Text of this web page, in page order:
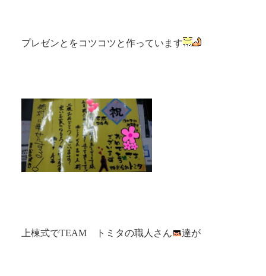
プレゼンとをコツコツと作っています
上棟式でTEAM トミタの職人さん 達が